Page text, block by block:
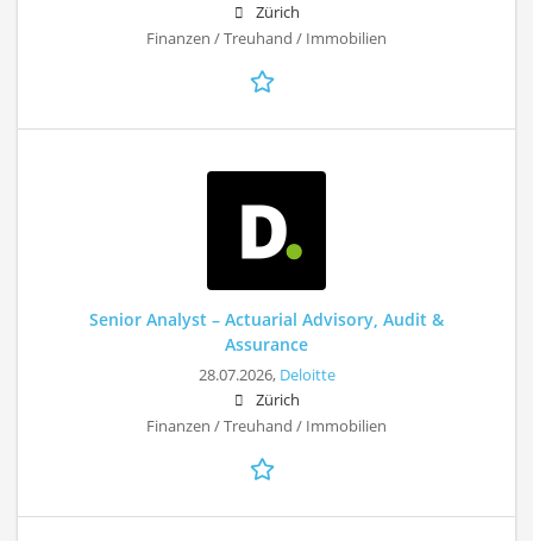
Zürich
Finanzen / Treuhand / Immobilien
Senior Analyst – Actuarial Advisory, Audit &
Assurance
28.07.2026, Deloitte
Zürich
Finanzen / Treuhand / Immobilien